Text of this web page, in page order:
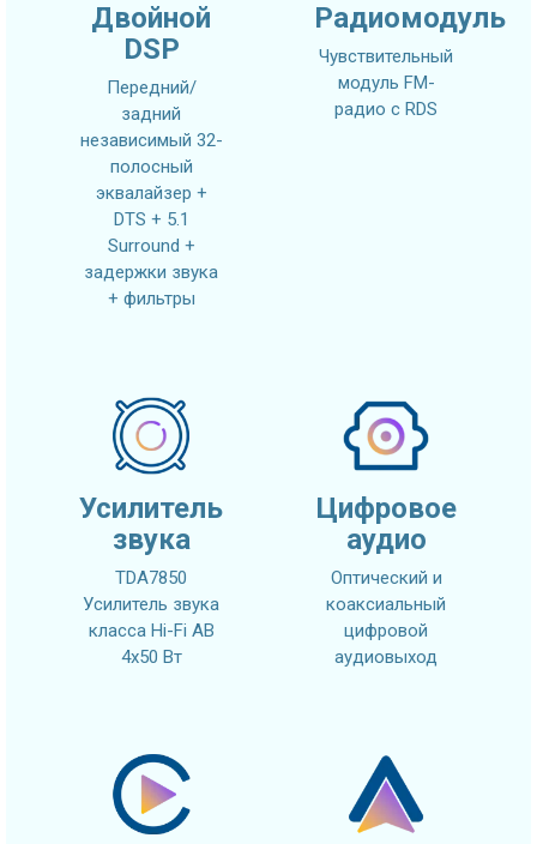
Двойной
DSP
Передний/
задний
независимый 32-
полосный
эквалайзер +
DTS + 5.1
Surround +
задержки звука
+ фильтры
Радиомодуль
Чувствительный
модуль FM-
радио с RDS
Усилитель
звука
TDA7850
Усилитель звука
класса Hi-Fi AB
4x50 Вт
Цифровое
аудио
Оптический и
коаксиальный
цифровой
аудиовыход